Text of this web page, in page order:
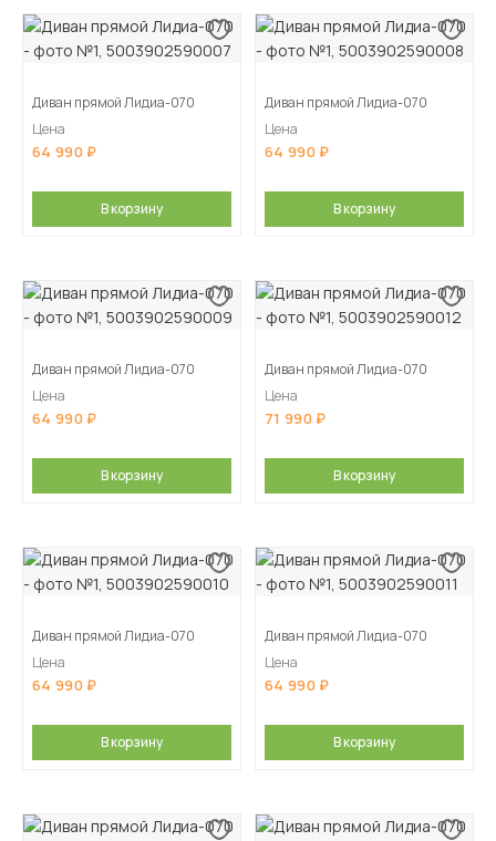
Диван прямой Лидиа-070
Цена
64 990
В корзину
Диван прямой Лидиа-070
Цена
64 990
В корзину
Диван прямой Лидиа-070
Цена
64 990
В корзину
Диван прямой Лидиа-070
Цена
71 990
В корзину
Диван прямой Лидиа-070
Цена
64 990
В корзину
Диван прямой Лидиа-070
Цена
64 990
В корзину